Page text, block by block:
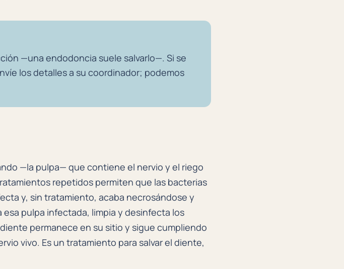
—una endodoncia suele salvarlo—. Si se
los detalles a su coordinador; podemos
—la pulpa— que contiene el nervio y el riego
repetidos permiten que las bacterias
y, sin tratamiento, acaba necrosándose y
pulpa infectada, limpia y desinfecta los
permanece en su sitio y sigue cumpliendo
vivo. Es un tratamiento para salvar el diente,